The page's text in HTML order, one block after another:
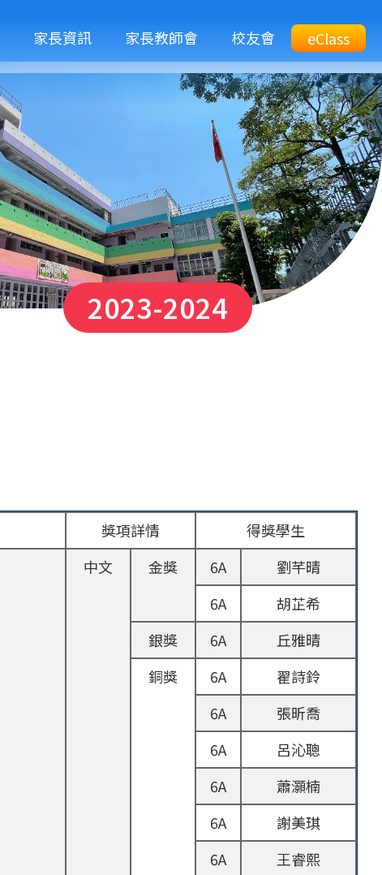
家長資訊 家長教師會 校友會
Top
eClass
Btn
eClass
2023-2024
獎項詳情
得獎學生
中文 金獎 6A
劉芊晴
6A
胡芷希
銀獎
6A
丘雅晴
銅獎
6A
翟詩鈴
6A
張昕喬
6A
呂沁聰
6A
蕭灝楠
6A
謝美琪
6A
王睿熙